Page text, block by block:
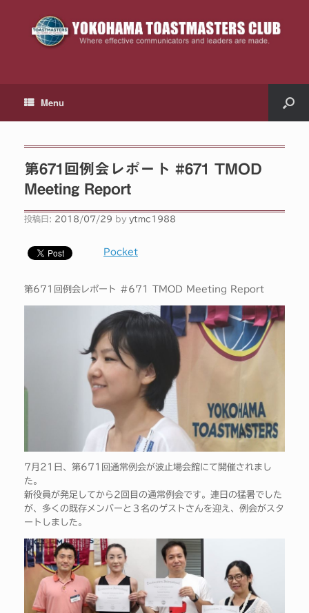
Menu
第671回例会レポート #671 TMOD
Meeting Report
投稿日: 2018/07/29 by ytmc1988
Pocket
第671回例会レポート #671 TMOD Meeting Report
7月21日、第671回通常例会が波止場会館にて開催されまし
た。
新役員が発足してから2回目の通常例会です。連日の猛暑でした
が、多くの既存メンバーと３名のゲストさんを迎え、例会がスタ
ートしました。